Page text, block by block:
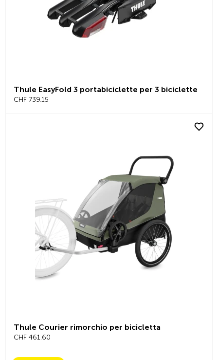
Thule EasyFold 3 portabiciclette per 3 biciclette
CHF 739.15
Thule Courier rimorchio per bicicletta
CHF 461.60